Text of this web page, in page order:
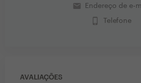
email Endereço de e-
phone_iphone Telefone
AVALIAÇÕES